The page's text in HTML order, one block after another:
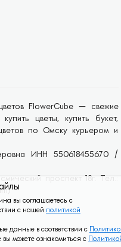
вы соглашаетесь с
с нашей политикой
данные в соответствии с
вы можете ознакомиться с
FlowerCube — свежие
цветы, купить букет,
по Омску курьером и
ИНН 550618455670 /
проспект 18г. Тел.: